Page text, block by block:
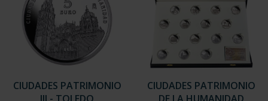
CIUDADES PATRIMONIO
CIUDADES PATRIMONIO